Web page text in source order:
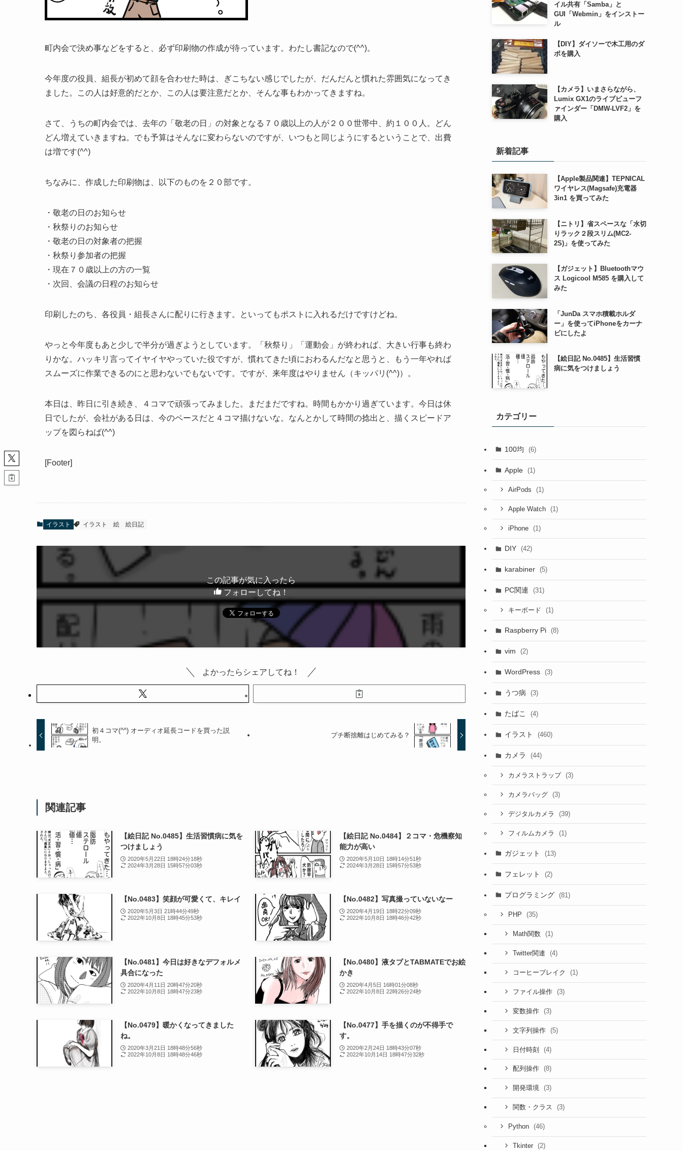
町内会で決め事などをすると、必ず印刷物の作成が待っています。わたし書記なので(^^)。
今年度の役員、組長が初めて顔を合わせた時は、ぎこちない感じでしたが、だんだんと慣れた雰囲気になってき
ました。この人は好意的だとか、この人は要注意だとか、そんな事もわかってきますね。
さて、うちの町内会では、去年の「敬老の日」の対象となる７０歳以上の人が２００世帯中、約１００人。どん
どん増えていきますね。でも予算はそんなに変わらないのですが、いつもと同じようにするということで、出費
は増です(^^)
ちなみに、作成した印刷物は、以下のものを２０部です。
・敬老の日のお知らせ
・秋祭りのお知らせ
・敬老の日の対象者の把握
・秋祭り参加者の把握
・現在７０歳以上の方の一覧
・次回、会議の日程のお知らせ
印刷したのち、各役員・組長さんに配りに行きます。といってもポストに入れるだけですけどね。
やっと今年度もあと少しで半分が過ぎようとしています。「秋祭り」「運動会」が終われば、大きい行事も終わ
りかな。ハッキリ言ってイヤイヤやっていた役ですが、慣れてきた頃におわるんだなと思うと、もう一年やれば
スムーズに作業できるのにと思わないでもないです。ですが、来年度はやりません（キッパリ(^^)）。
本日は、昨日に引き続き、４コマで頑張ってみました。まだまだですね。時間もかかり過ぎています。今日は休
日でしたが、会社がある日は、今のペースだと４コマ描けないな。なんとかして時間の捻出と、描くスピードア
ップを図らねば(^^)
[Footer]
イラスト イラスト 絵 絵日記
この記事が気に入ったら
フォローしてね！
よかったらシェアしてね！
初４コマ(^^) オーディオ延長コードを買った説
明。
プチ断捨離はじめてみる？
関連記事
【絵日記 No.0485】生活習慣病に気を
つけましょう
2020年5月22日 18時24分18秒
2024年3月28日 15時57分03秒
【絵日記 No.0484】２コマ・危機察知
能力が高い
2020年5月10日 18時14分51秒
2024年3月28日 15時57分53秒
【No.0483】笑顔が可愛くて、キレイ
2020年5月3日 21時44分49秒
2022年10月8日 18時45分53秒
【No.0482】写真撮っていないなー
2020年4月19日 18時22分09秒
2022年10月8日 18時46分42秒
【No.0481】今日は好きなデフォルメ
具合になった
2020年4月11日 20時47分20秒
2022年10月8日 18時47分23秒
【No.0480】液タブとTABMATEでお絵
かき
2020年4月5日 16時01分08秒
2022年10月8日 22時26分24秒
【No.0479】暖かくなってきました
ね。
2020年3月21日 18時48分56秒
2022年10月8日 18時48分46秒
【No.0477】手を描くのが不得手で
す。
2020年2月24日 18時43分07秒
2022年10月14日 18時47分32秒
イル共有「Samba」と
GUI「Webmin」をインストー
ル
【DIY】ダイソーで木工用のダ
ボを購入
【カメラ】いまさらながら、
Lumix GX1のライブビューフ
ァインダー「DMW-LVF2」を
購入
新着記事
【Apple製品関連】TEPNICAL
ワイヤレス(Magsafe)充電器
3in1 を買ってみた
【ニトリ】省スペースな「水切
りラック２段スリム(MC2-
2S)」を使ってみた
【ガジェット】Bluetoothマウ
ス Logicool M585 を購入して
みた
「JunDa スマホ積載ホルダ
ー」を使ってiPhoneをカーナ
ビにしたよ
【絵日記 No.0485】生活習慣
病に気をつけましょう
カテゴリー
100均 (6)
Apple (1)
AirPods (1)
Apple Watch (1)
iPhone (1)
DIY (42)
karabiner (5)
PC関連 (31)
キーボード (1)
Raspberry Pi (8)
vim (2)
WordPress (3)
うつ病 (3)
たばこ (4)
イラスト (460)
カメラ (44)
カメラストラップ (3)
カメラバッグ (3)
デジタルカメラ (39)
フィルムカメラ (1)
ガジェット (13)
フェレット (2)
プログラミング (81)
PHP (35)
Math関数 (1)
Twitter関連 (4)
コーヒーブレイク (1)
ファイル操作 (3)
変数操作 (3)
文字列操作 (5)
日付時刻 (4)
配列操作 (8)
開発環境 (3)
関数・クラス (3)
Python (46)
Tkinter (2)